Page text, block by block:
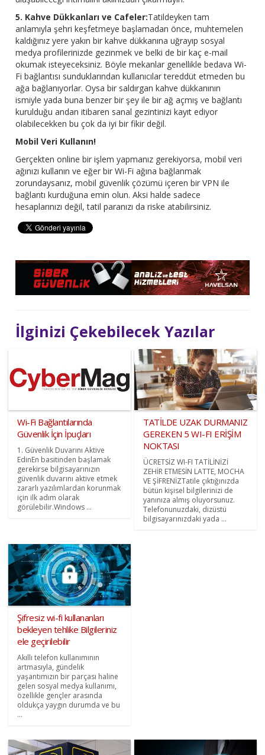
5. Kahve Dükkanları ve Cafeler:Tatildeyken tam
anlamıyla şehri keşfetmeye başlamadan önce, muhtemelen
kaldığınız yere yakın bir kahve dükkanına uğrayıp sosyal
medya profilerinizde gezinmek ve belki de bir kaç e-mail
okumak isteyeceksiniz. Böyle mekanlar genellikle bedava Wi-
Fi bağlantısı sunduklarından kullanıcılar tereddüt etmeden bu
ağa bağlanıyorlar. Oysa bir saldırgan kahve dükkanının
ismiyle yada buna benzer bir şey ile bir ağ açmış ve bağlantı
kurulduğu andan itibaren sanal gezintinizi kayıt ediyor
olabilecekken bu çok da iyi bir fikir değil.
Mobil Veri Kullanın!
Gerçekten online bir işlem yapmanız gerekiyorsa, mobil veri
ağınızı kullanın ve eğer bir Wi-Fi ağına bağlanmak
zorundaysanız, mobil güvenlik çözümü içeren bir VPN ile
bağlantı kurduğuna emin olun. Aksi halde sadece
hesaplarınızı değil, tatil paranızı da riske atabilirsiniz.
İlginizi Çekebilecek Yazılar
Wi-Fi Bağlantılarında
Güvenlik İçin İpuçları
1. Güvenlik Duvarını Aktive
EdinEn basitinden başlamak
gerekirse bilgisayarınızın
güvenlik duvarını aktive etmek
zararlı yazılımlardan korunmak
için ilk adım olarak
görülebilir.Windows ...
TATİLDE UZAK DURMANIZ
GEREKEN 5 WI-FI ERİŞİM
NOKTASI
ÜCRETSİZ WI-FI TATİLİNİZİ
ZEHİR ETMESİN LATTE, MOCHA
VE ŞİFRENİZTatile çıktığınızda
bütün kişisel bilgilerinizi de
yanınıza almış oluyorsunuz.
Telefonunuzdaki, dizüstü
bilgisayarınızdaki yada ...
Şifresiz wi-fi kullananları
bekleyen tehlike Bilgileriniz
ele geçirilebilir
Akıllı telefon kullanımının
artmasıyla, gündelik
yaşantımızın bir parçası haline
gelen sosyal medya kullanımı,
özellikle gençler arasında
oldukça yaygın durumda ve bu
...